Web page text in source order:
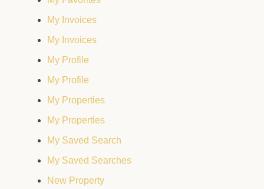
My Invoices
My Invoices
My Profile
My Profile
My Properties
My Properties
My Saved Search
My Saved Searches
New Property